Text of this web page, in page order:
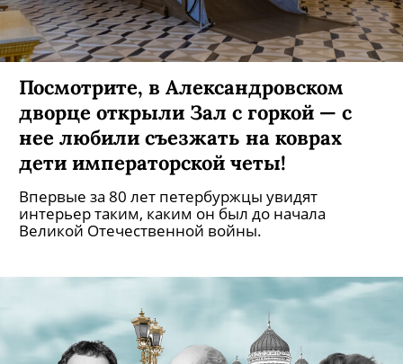
Посмотрите, в Александровском
дворце открыли Зал с горкой — с
нее любили съезжать на коврах
дети императорской четы!
Впервые за 80 лет петербуржцы увидят
интерьер таким, каким он был до начала
Великой Отечественной войны.